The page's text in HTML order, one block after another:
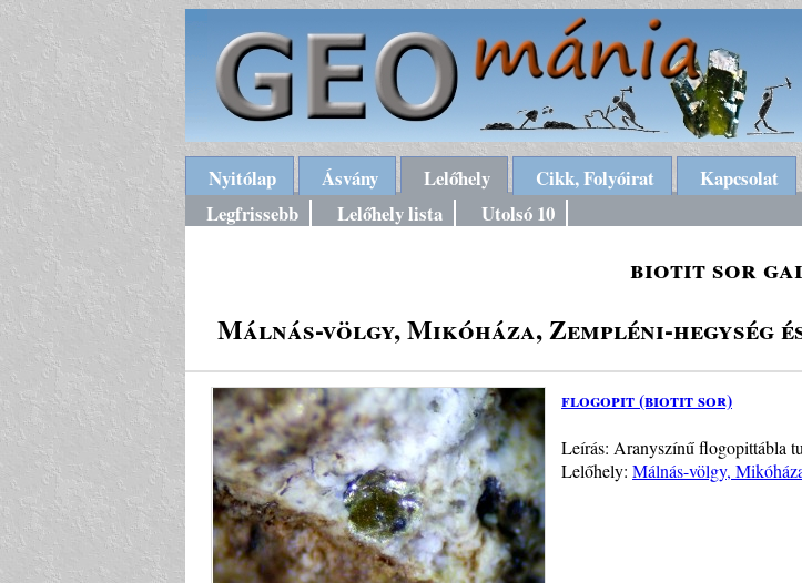
Nyitólap Ásvány Lelőhely Cikk, Folyóirat
Kapcsolat
Legfrissebb
Lelőhely lista Utolsó 10
biotit sor
Málnás-völgy, Mikóháza, Zempléni-hegység
flogopit (biotit sor)
Leírás: Aranyszínű flogopittábla
Lelőhely: Málnás-völgy,